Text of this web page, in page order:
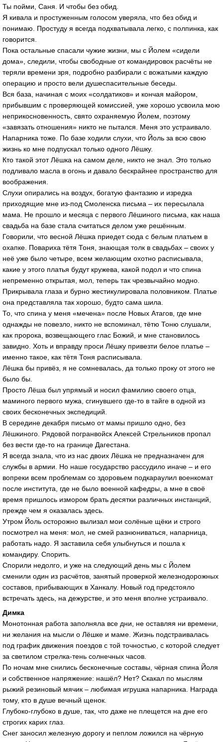
Ты пойми, Саня. И чтобы без обид.
Я кивала и простуженным голосом уверяла, что без обид и
понимаю. Простуду я всегда подхватывала легко, с полпинка, как
говорится.
Пока остальные спасали чужие жизни, мы с Йолем «сидели
дома», следили, чтобы свободные от командировок расчёты не
теряли времени зря, подробно разбирали с вожатыми каждую
операцию и просто вели душеспасительные беседы.
Вся база, начиная с моих «солдатиков» и кончая майором,
прибывшим с проверяющей комиссией, уже хорошо усвоила мою
неприкосновенность, свято охраняемую Йолем, поэтому
«завязать отношения» никто не пытался. Меня это устраивало.
Напарника тоже. По базе ходили слухи, что Йоль за всю свою
жизнь ко мне подпускал только одного Лёшку.
Кто такой этот Лёшка на самом деле, никто не знал. Это только
подливало масла в огонь и давало бескрайнее пространство для
воображения.
Слухи опирались на воздух, богатую фантазию и изредка
приходящие мне из-под Смоленска письма – их пересылала
мама. Не прошло и месяца с первого Лёшиного письма, как наша
свадьба на базе стала считаться делом уже решённым.
Говорили, что весной Лёшка приедет сюда с белым платьем в
охапке. Повариха тётя Тоня, знающая толк в свадьбах – своих у
неё уже было четыре, всем желающим охотно расписывала,
какие у этого платья будут кружева, какой подол и что спина
непременно открытая, мол, теперь так чрезвычайно модно.
Прикрывала глаза и бурно жестикулировала половником. Платье
она представляла так хорошо, будто сама шила.
То, что спина у меня «мечена» после Новых Атагов, где мне
однажды не повезло, никто не вспоминал, тётю Тоню слушали,
как пророка, возвещающего глас Божий, и мне становилось
завидно. Хоть и вправду проси Лёшку привезти белое платье –
именно такое, как тётя Тоня расписывала.
Лёшка бы привёз, я не сомневалась, да только проку от этого не
было бы.
Просто Лёша был упрямый и носил фамилию своего отца,
маминого первого мужа, сгинувшего где-то в тайге в одной из
своих бесконечных экспедиций.
В середине декабря письмо от мамы пришло одно, без
Лёшкиного. Рядовой погранвойск Алексей Стрельников пропал
без вести где-то на границе Дагестана.
Я всегда знала, что из нас двоих Лёшка не предназначен для
службы в армии. Но наше государство рассудило иначе – и его
вопреки всем проблемам со здоровьем подкараулил военкомат
после института, где не было военной кафедры, а мне в своё
время пришлось измором брать десятки различных инстанций,
прежде чем я оказалась здесь.
Утром Йоль осторожно вылизал мои солёные щёки и строго
посмотрел на меня: мол, не смей разнюниваться, напарница,
работать надо. Я заставила себя улыбнуться и пошла к
командиру. Спорить.
Спорили недолго, и уже на следующий день мы с Йолем
сменили один из расчётов, занятый проверкой железнодорожных
составов, прибывающих в Ханкалу. Новый год предстояло
встречать здесь, на дежурстве, и это меня вполне устраивало.
Димка
Монотонная работа заполняла все дни, не оставляя ни времени,
ни желания на мысли о Лёшке и маме. Жизнь подстраивалась
под график движения поездов с той точностью, с которой следует
за светилом стрелка-тень солнечных часов.
По ночам мне снились бесконечные составы, чёрная спина Йоля
и собственное напряжение: нашёл? Нет? Скакал по мыслям
рыжий резиновый мячик – любимая игрушка напарника. Награда
тому, кто в душе вечный щенок.
Глубоко-глубоко в душе, так, что даже не плещется на дне его
строгих карих глаз.
Снег заносил железную дорогу и пеплом ложился на чёрную